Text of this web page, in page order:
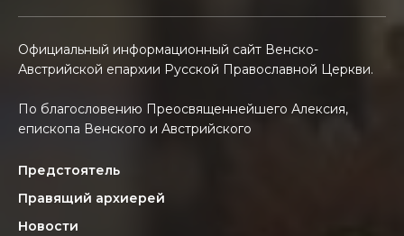
Официальный информационный сайт Венско-
Австрийской епархии Русской Православной Церкви.
По благословению Преосвященнейшего Алексия,
епископа Венского и Австрийского
Предстоятель
Правящий архиерей
Новости